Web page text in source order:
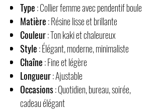
Type: Collier femme avec pendentif boule
Matière: Résine lisse et brillante
Couleur: Ton kaki et chaleureux
Style: Élégant, moderne, minimaliste
Chaîne: Fine et légère
Longueur: Ajustable
Occasions: Quotidien, bureau, soirée,
cadeau élégant